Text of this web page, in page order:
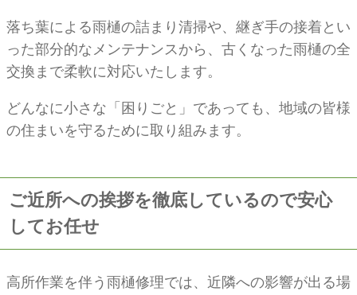
落ち葉による雨樋の詰まり清掃や、継ぎ手の接着とい
った部分的なメンテナンスから、古くなった雨樋の全
交換まで柔軟に対応いたします。
どんなに小さな「困りごと」であっても、地域の皆様
の住まいを守るために取り組みます。
ご近所への挨拶を徹底しているので安心
してお任せ
高所作業を伴う雨樋修理では、近隣への影響が出る場